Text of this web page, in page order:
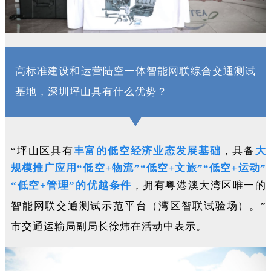
高标准建设和运营陆空一体智能网联综合交通测试
基地，深圳坪山具有什么优势？
“坪山区具有丰富的低空经济业态发展基础 ，具备 大
规模推广应用“低空+物流”“低空+文旅”“低空+运动”
“低空+管理”的优越条件 ，拥有粤港澳大湾区唯一的
智能网联交通测试示范平台（湾区智联试验场）。”
市交通运输局副局长徐炜在活动中表示。